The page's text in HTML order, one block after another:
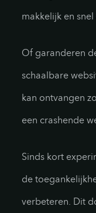
makkelijk en
Of garanderen
schaalbare
kan ontvangen
een crashende
Sinds kort
de
verbeteren. Dit